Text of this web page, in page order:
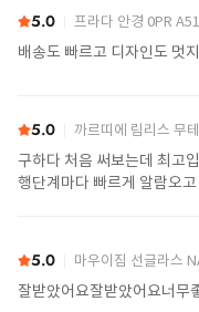
5.0 프라다 안경 0PR
배송도 빠르고 디자인도 멋
5.0 까르띠에 림리스 무테 안경
구하다 처음 써보는데 최고
행단계마다 빠르게 알람오
5.0 마우이짐 선글라스
잘받았어요잘받았어요너무